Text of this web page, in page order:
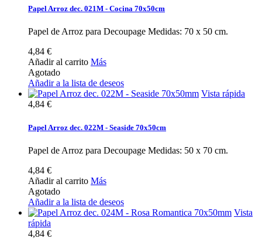
Papel Arroz dec. 021M - Cocina 70x50cm
Papel de Arroz para Decoupage Medidas: 70 x 50 cm.
4,84 €
Añadir al carrito Más
Agotado
Añadir a la lista de deseos
Vista rápida
4,84 €
Papel Arroz dec. 022M - Seaside 70x50cm
Papel de Arroz para Decoupage Medidas: 50 x 70 cm.
4,84 €
Añadir al carrito Más
Agotado
Añadir a la lista de deseos
Vista
rápida
4,84 €